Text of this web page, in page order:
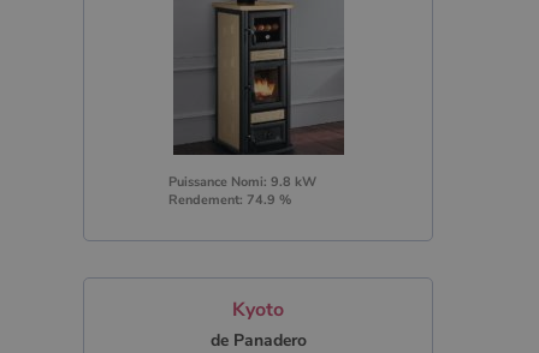
Puissance Nomi: 9.8 kW
Rendement: 74.9 %
Kyoto
de Panadero